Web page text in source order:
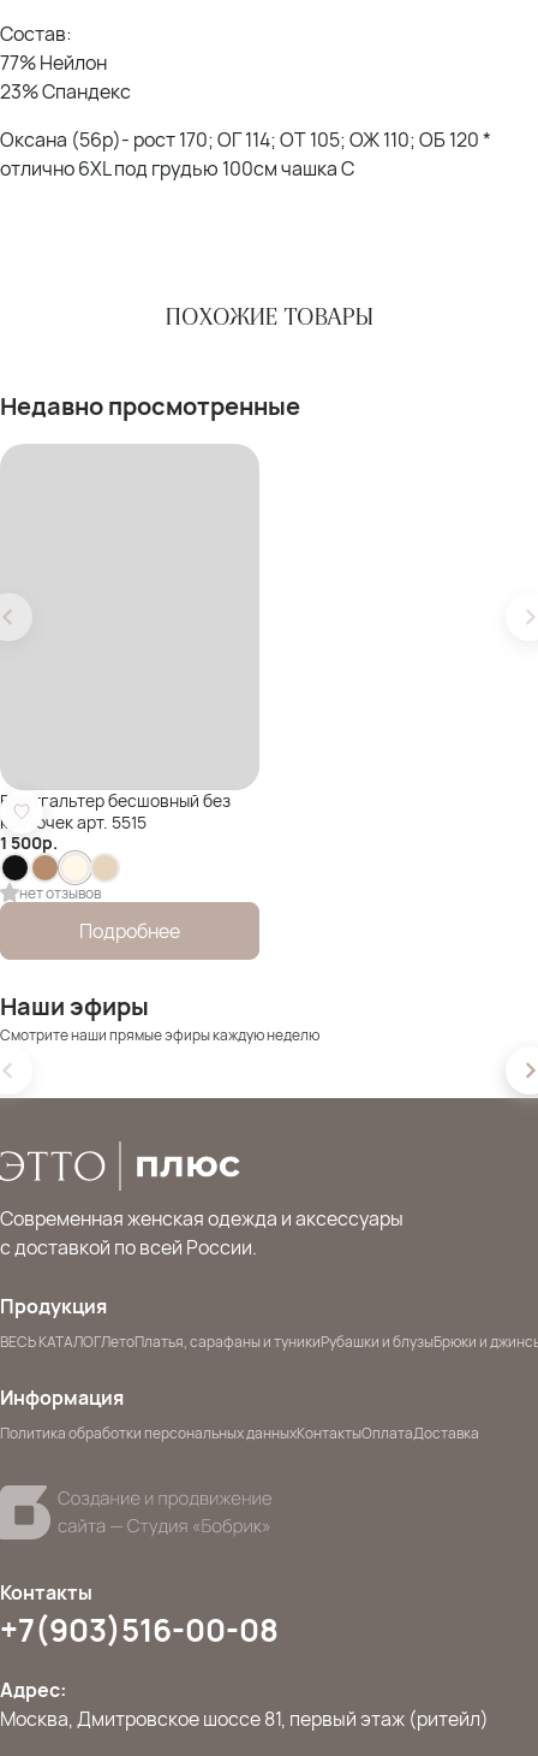
Состав:
77% Нейлон
23% Спандекс
Оксана (56р)- рост 170; ОГ 114; ОТ 105; ОЖ 110; ОБ 120 *
отлично 6XL под грудью 100см чашка С
ПОХОЖИЕ ТОВАРЫ
Недавно просмотренные
Бюстгальтер бесшовный без
косточек арт. 5515
1 500р.
нет отзывов
Подробнее
Наши эфиры
Смотрите наши прямые эфиры каждую неделю
Современная женская одежда и аксессуары
с доставкой по всей России.
Продукция
ВЕСЬ КАТАЛОГЛетоПлатья, сарафаны и туникиРубашки и блузыБрюки и
Информация
Политика обработки персональных данныхКонтактыОплатаДоставка
Контакты
+7(903)516-00-08
Адрес:
Москва, Дмитровское шоссе 81, первый этаж (ритейл)